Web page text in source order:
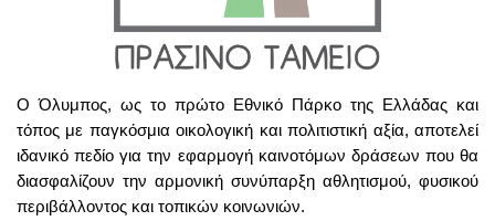
Ο Όλυμπος, ως το πρώτο Εθνικό Πάρκο της Ελλάδας και
τόπος με παγκόσμια οικολογική και πολιτιστική αξία, αποτελεί
ιδανικό πεδίο για την εφαρμογή καινοτόμων δράσεων που θα
διασφαλίζουν την αρμονική συνύπαρξη αθλητισμού, φυσικού
περιβάλλοντος και τοπικών κοινωνιών.